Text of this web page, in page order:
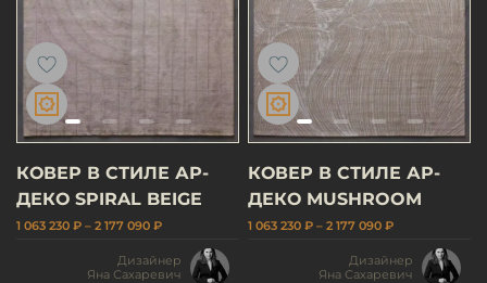
КОВЕР В СТИЛЕ АР-
ДЕКО SPIRAL BEIGE
1 063 230 ₽ – 2 177 090 ₽
Дизайнер
Яна Сахаревич
КОВЕР В СТИЛЕ АР-
ДЕКО MUSHROOM
1 063 230 ₽ – 2 177 090 ₽
Дизайнер
Яна Сахаревич